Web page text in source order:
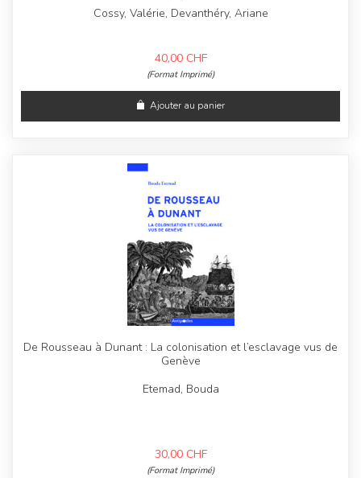
Cossy, Valérie, Devanthéry, Ariane
40,00 CHF
(Format Imprimé)
Ajouter au panier
De Rousseau à Dunant : La colonisation et l’esclavage vus de
Genève
Etemad, Bouda
30,00 CHF
(Format Imprimé)